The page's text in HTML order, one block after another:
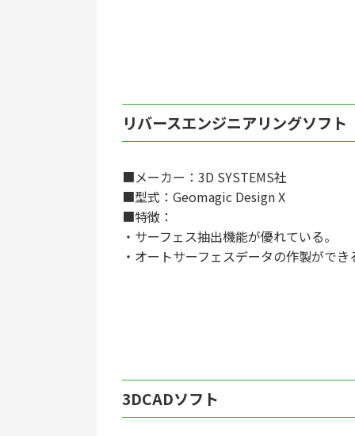
リバースエンジニアリングソフト
■メーカー：3D SYSTEMS社
■型式：Geomagic Design X
■特徴：
・サーフェス抽出機能が優れている。
・オートサーフェスデータの作製ができ
3DCADソフト